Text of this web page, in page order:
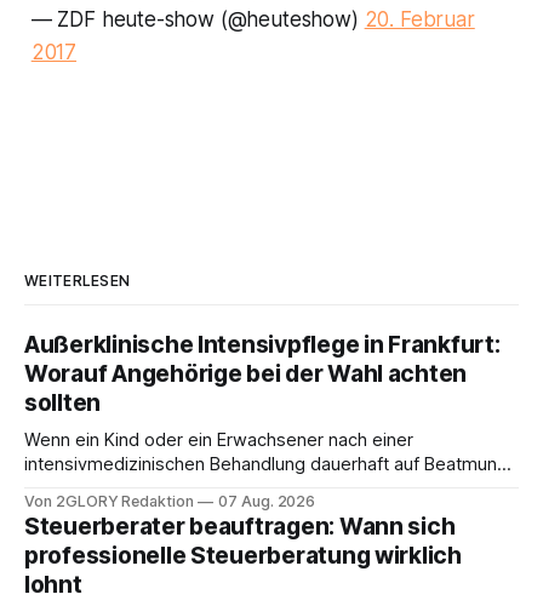
— ZDF heute-show (@heuteshow) 20. Februar
2017
WEITERLESEN
Außerklinische Intensivpflege in Frankfurt:
Worauf Angehörige bei der Wahl achten
sollten
Wenn ein Kind oder ein Erwachsener nach einer
intensivmedizinischen Behandlung dauerhaft auf Beatmung
angewiesen ist, stellt sich für Familien eine schwierige
Frage: Muss die Versorgung dauerhaft in der Klinik bleiben –
oder ist ein Leben zu Hause möglich? Die außerklinische
Intensivpflege bietet genau diese Alternative: Sie
Von 2GLORY Redaktion 07 Aug. 2026
Steuerberater beauftragen: Wann sich
professionelle Steuerberatung wirklich
lohnt